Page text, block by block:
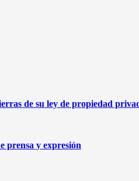
de su ley de propiedad
prensa y expresión